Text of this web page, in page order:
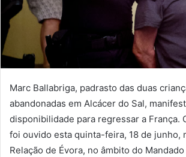
Marc Ballabriga, padrasto das duas
abandonadas em Alcácer do Sal,
disponibilidade para regressar a França.
foi ouvido esta quinta-feira, 18 de junho,
Relação de Évora, no âmbito do